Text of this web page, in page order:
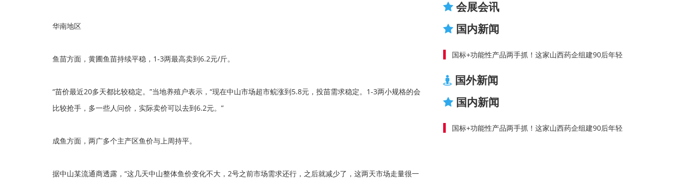
华南地区
鱼苗方面，黄圃鱼苗持续平稳，1-3两最高卖到6.2元/斤。
“苗价最近20多天都比较稳定。”当地养殖户表示，“现在中山市场超市鲩涨到5.8元，投苗需求稳定。1-3两小规格的会
比较抢手，多一些人问价，实际卖价可以去到6.2元。”
成鱼方面，两广多个主产区鱼价与上周持平。
据中山某流通商透露，“这几天中山整体鱼价变化不大，2号之前市场需求还行，之后就减少了，这两天市场走量很一
会展会讯
国内新闻
国标+功能性产品两手抓！这家山西药企组建90后年轻
国外新闻
国内新闻
国标+功能性产品两手抓！这家山西药企组建90后年轻